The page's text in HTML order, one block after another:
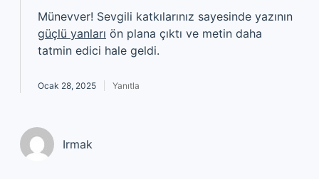
Münevver! Sevgili katkılarınız sayesinde yazının
güçlü yanları ön plana çıktı ve metin daha
tatmin edici hale geldi.
Ocak 28, 2025 Yanıtla
Irmak